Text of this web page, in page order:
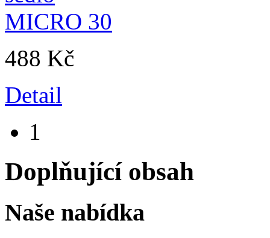
488 Kč
Detail
1
Doplňující obsah
Naše nabídka